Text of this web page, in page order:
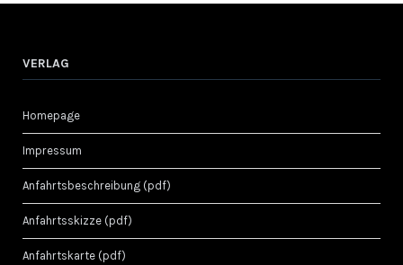
VERLAG
Homepage
Impressum
Anfahrtsbeschreibung (pdf)
Anfahrtsskizze (pdf)
Anfahrtskarte (pdf)